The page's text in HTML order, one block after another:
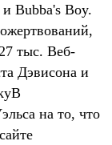
Bubba's Boy.
тыс. Веб-
Дэвисона и
на то, что